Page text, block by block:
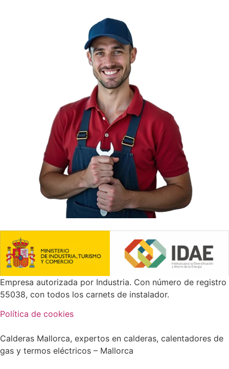
Empresa autorizada por Industria. Con número de registro
55038, con todos los carnets de instalador.
Política de cookies
Calderas Mallorca, expertos en calderas, calentadores de
gas y termos eléctricos – Mallorca